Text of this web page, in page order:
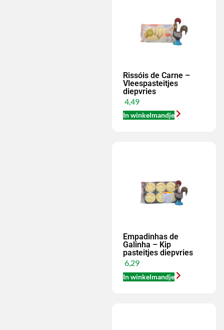
Rissóis de Carne –
Vleespasteitjes
diepvries
4,49
In winkelmandje
Empadinhas de
Galinha – Kip
pasteitjes diepvries
6,29
In winkelmandje